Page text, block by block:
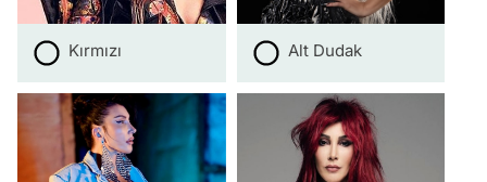
Kırmızı Alt Dudak